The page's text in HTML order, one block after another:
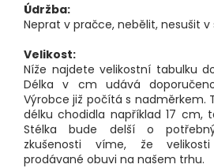
Údržba:
Neprat v pračce, nebělit, nesušit v
Velikost:
Níže najdete velikostní tabulku
Délka v cm udává
Výrobce již počítá s nadměrkem.
délku chodidla například 17 cm,
Stélka bude delší o
zkušenosti víme, že
prodávané obuvi na našem trhu.